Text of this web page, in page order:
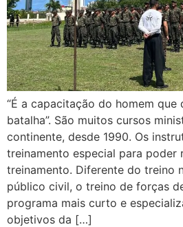
“É a capacitação do homem
batalha”. São muitos cursos
continente, desde 1990. Os
treinamento especial para poder
treinamento. Diferente do treino
público civil, o treino de forças
programa mais curto e
objetivos da […]